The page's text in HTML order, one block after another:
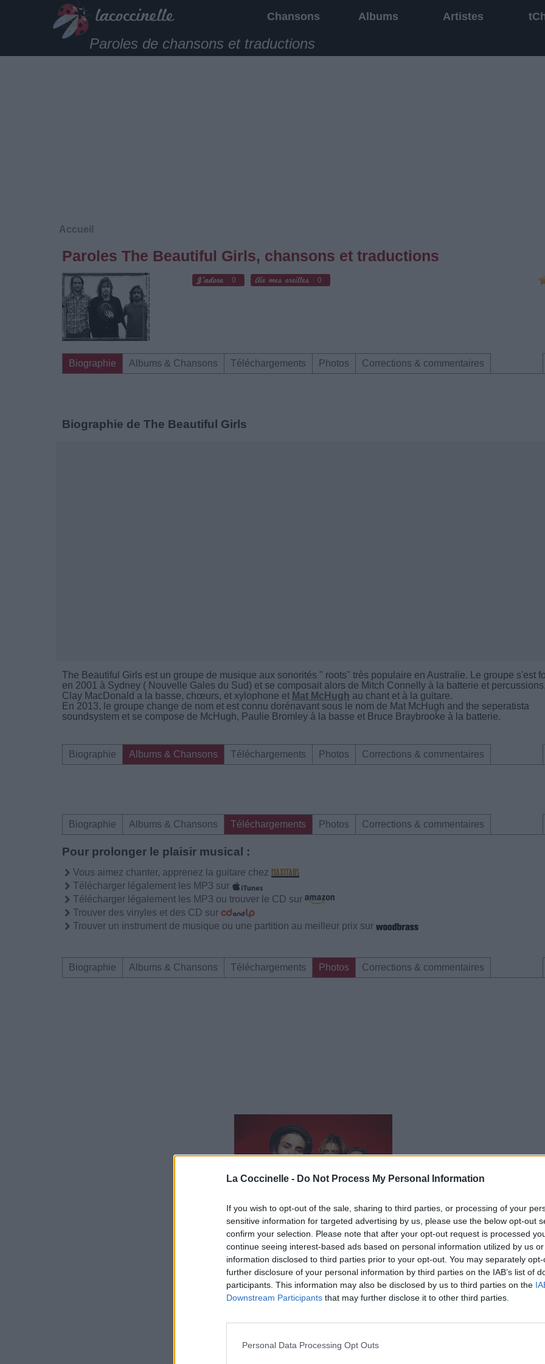
La Coccinelle - Do Not Process My Personal Information
If you wish to opt-out of the sale, sharing to third parties, or processing of your
sensitive information for targeted advertising by us, please use the below opt-out
confirm your selection. Please note that after your opt-out request is processed
continue seeing interest-based ads based on personal information utilized by us
information disclosed to third parties prior to your opt-out. You may separately
further disclosure of your personal information by third parties on the IAB’s list of
participants. This information may also be disclosed by us to third parties on the
Downstream Participants that may further disclose it to other third parties.
Personal Data Processing Opt Outs
Chansons Albums Artistes
Paroles de chansons et traductions
Accueil
Paroles The Beautiful Girls, chansons et traductions
0 0
Biographie Albums & Chansons Téléchargements Photos Corrections & commentaires
Biographie de The Beautiful Girls
The Beautiful Girls est un groupe de musique aux sonorités " roots" très populaire en Australie. Le groupe s'est
en 2001 à Sydney ( Nouvelle Gales du Sud) et se composait alors de Mitch Connelly à la batterie et
Clay MacDonald a la basse, chœurs, et xylophone et Mat McHugh au chant et à la guitare.
En 2013, le groupe change de nom et est connu dorénavant sous le nom de Mat McHugh and the seperatista
soundsystem et se compose de McHugh, Paulie Bromley à la basse et Bruce Braybrooke à la batterie.
Biographie Albums & Chansons Téléchargements Photos Corrections & commentaires
Biographie Albums & Chansons Téléchargements Photos Corrections & commentaires
Pour prolonger le plaisir musical :
Vous aimez chanter, apprenez la guitare chez
Télécharger légalement les MP3 sur
Télécharger légalement les MP3 ou trouver le CD sur
Trouver des vinyles et des CD sur
Trouver un instrument de musique ou une partition au meilleur prix sur
Biographie Albums & Chansons Téléchargements Photos Corrections & commentaires